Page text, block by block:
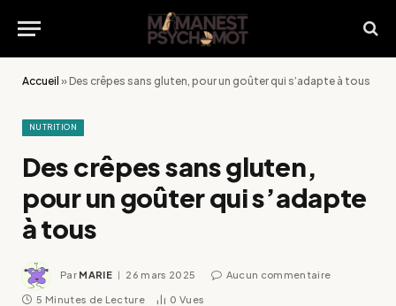
Accueil »Des crêpes sans gluten, pour un goûter qui s’adapte à tous
NUTRITION
Des crêpes sans gluten,
pour un goûter qui s’adapte
à tous
Par MARIE 26 mars 2025 Aucun commentaire
5 Minutes de Lecture 0 Vues